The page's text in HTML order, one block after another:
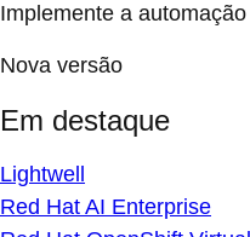
Implemente a
Nova versão
Em destaque
Lightwell
Red Hat AI Enterprise